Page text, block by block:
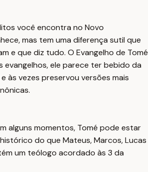
você encontra no Novo
mas tem uma diferença sutil que
e que diz tudo. O Evangelho de Tomé
ele parece ter bebido da
às vezes preservou versões mais
alguns momentos, Tomé pode estar
do que Mateus, Marcos, Lucas
um teólogo acordado às 3 da